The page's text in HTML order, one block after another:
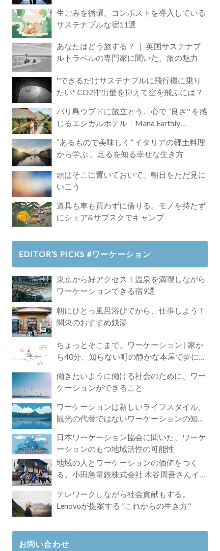
生ごみを循環。コンポストを導入している
サステナブルな宿11選
あなたはどう旅する？ ｜ 英国サステナブ
ルトラベルの専門家に聞いた、旅の魅力
"できるだけサステナブルに飛行機に乗り
たい" CO2排出量を抑えて空を飛ぶには？
バリ島ウブドに旅立とう。心で ”良さ" を感
じるエシカルホテル「Mana Earthly
“あるもので美味しく” イタリアの郷土料理
から学ぶ 、足るを知る幸せな生き方
頭はそこに置いておいて。朝日をただ見に
いこう
道具も車も買わずに借りる。モノを持たず
にシェア&サブスクでキャンプ
EDITOR’S PICKS #ワーケーション
東京から好アクセス！温泉を満喫しながら
ワーケーションできる宿9選
朝にひとっ風呂浴びてから、仕事しよう！
関東のおすすめ銭湯
ちょっとそこまで、ワーケーション | 家か
ら40分、知らない町の静かな本屋で夢に近
働きたいように働ける社会のために、ワー
ケーションができること
ワーケーションは新しいライフスタイル。
観光の代替ではないワーケーションの知ら
日本ワーケーション協会に聞いた、ワーケ
ーションのもつ地域活性の可能性
地域の人とワーケーションの価値をつく
る。小田急電鉄株式会社 木谷周吾さんイン
テレワークしながら社会貢献もする。
Lenovoが提案する ”これからの生き方"
お問い合わせ